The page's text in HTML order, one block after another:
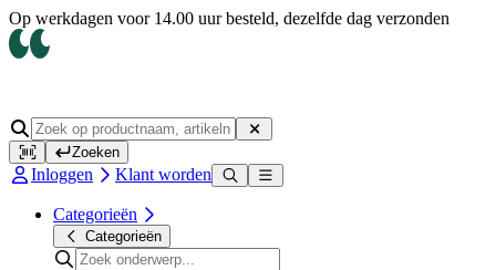
Op werkdagen voor 14.00 uur besteld, dezelfde dag verzonden
Zoeken
Inloggen Klant worden
Categorieën
Categorieën